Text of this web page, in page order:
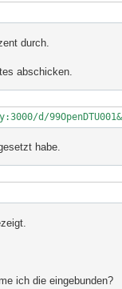
durch.
abschicken.
d/
habe.
ich die eingebunden?